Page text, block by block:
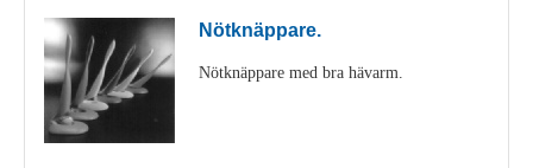
Nötknäppare.
Nötknäppare med bra hävarm.